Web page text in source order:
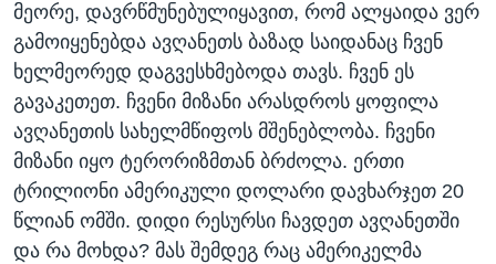
მეორე, დავრწმუნებულიყავით, რომ ალყაიდა ვერ
გამოიყენებდა ავღანეთს ბაზად საიდანაც ჩვენ
ხელმეორედ დაგვესხმებოდა თავს. ჩვენ ეს
გავაკეთეთ. ჩვენი მიზანი არასდროს ყოფილა
ავღანეთის სახელმწიფოს მშენებლობა. ჩვენი
მიზანი იყო ტერორიზმთან ბრძოლა. ერთი
ტრილიონი ამერიკული დოლარი დავხარჯეთ 20
წლიან ომში. დიდი რესურსი ჩავდეთ ავღანეთში
და რა მოხდა? მას შემდეგ რაც ამერიკელმა